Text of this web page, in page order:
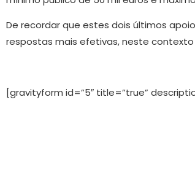
De recordar que estes dois últimos
respostas mais efetivas, neste
[gravityform id=”5″ title=”true”